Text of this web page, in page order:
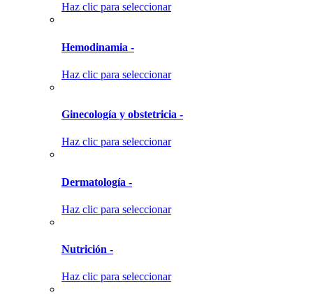
Haz clic para seleccionar
Hemodinamia -
Haz clic para seleccionar
Ginecología y obstetricia -
Haz clic para seleccionar
Dermatología -
Haz clic para seleccionar
Nutrición -
Haz clic para seleccionar